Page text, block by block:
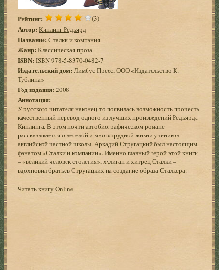
Рейтинг: (3)
Автор: Киплинг Редьярд
Название: Сталки и компания
Жанр: Классическая проза
ISBN:ISBN 978-5-8370-0482-7
Издательский дом: Лимбус Пресс, ООО «Издательство К.
Тублина»
Год издания:2008
Аннотация:
У русского читателя наконец-то появилась возможность прочесть
качественный перевод одного из лучших произведений Редьярда
Киплинга. В этом почти автобиографическом романе
рассказывается о веселой и многотрудной жизни учеников
английской частной школы. Аркадий Стругацкий был настоящим
фанатом «Сталки и компании». Именно главный герой этой книги
– «великий человек столетия», хулиган и хитрец Сталки –
вдохновил братьев Стругацких на создание образа Сталкера.
Читать книгу Online